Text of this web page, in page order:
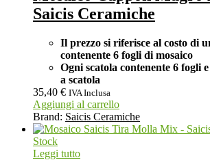
Saicis Ceramiche
Il prezzo si riferisce al costo di
contenente 6 fogli di mosaico
Ogni scatola contenente 6 fogli
a scatola
35,40 € IVA Inclusa
Aggiungi al carrello
Brand: Saicis Ceramiche
Stock
Leggi tutto